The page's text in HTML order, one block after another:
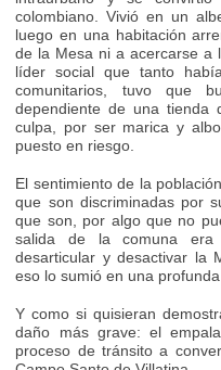
colombiano. Vivió en un
luego en una habitación
de la Mesa ni a acercarse a
líder social que tanto
comunitarios, tuvo que
dependiente de una tienda
culpa, por ser marica y
puesto en riesgo.
El sentimiento de la
que son discriminadas por
que son, por algo que no
salida de la comuna era
desarticular y desactivar la
eso lo sumió en una
Y como si quisieran
daño más grave: el
proceso de tránsito a